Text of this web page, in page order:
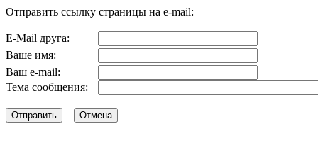
Отправить ссылку страницы на e-mail:
E-Mail друга:
Ваше имя:
Ваш e-mail:
Тема сообщения: